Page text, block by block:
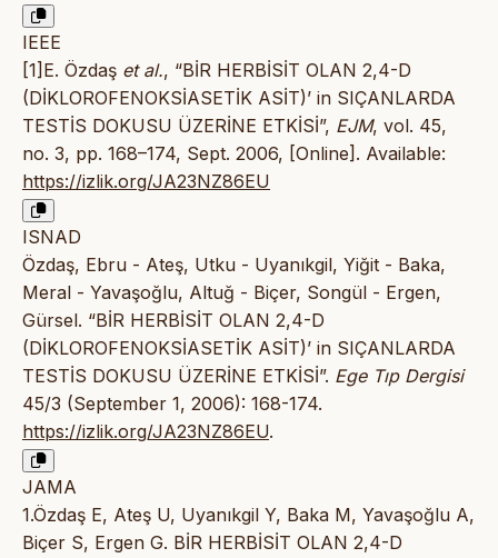
IEEE
[1]E. Özdaş et al., “BİR HERBİSİT OLAN 2,4-D
(DİKLOROFENOKSİASETİK ASİT)’ in SIÇANLARDA
TESTİS DOKUSU ÜZERİNE ETKİSİ”, EJM, vol. 45,
no. 3, pp. 168–174, Sept. 2006, [Online]. Available:
https://izlik.org/JA23NZ86EU
ISNAD
Özdaş, Ebru - Ateş, Utku - Uyanıkgil, Yiğit - Baka,
Meral - Yavaşoğlu, Altuğ - Biçer, Songül - Ergen,
Gürsel. “BİR HERBİSİT OLAN 2,4-D
(DİKLOROFENOKSİASETİK ASİT)’ in SIÇANLARDA
TESTİS DOKUSU ÜZERİNE ETKİSİ”. Ege Tıp Dergisi
45/3 (September 1, 2006): 168-174.
https://izlik.org/JA23NZ86EU.
JAMA
1.Özdaş E, Ateş U, Uyanıkgil Y, Baka M, Yavaşoğlu A,
Biçer S, Ergen G. BİR HERBİSİT OLAN 2,4-D